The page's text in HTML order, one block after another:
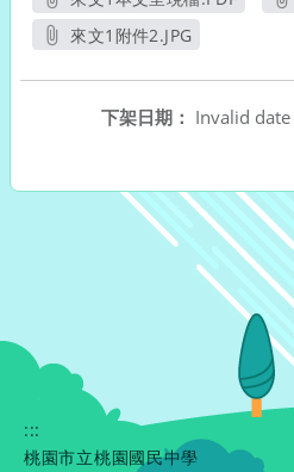
另開新視窗
來文1附件2.JPG
下架日期： Invalid date
:::
桃園市立桃園國民中學